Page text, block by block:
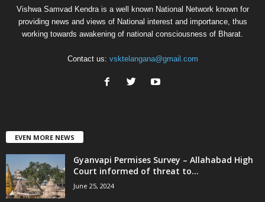
Vishwa Samvad Kendra is a well known National Network known for
providing news and views of National interest and importance, thus
working towards awakening of national consciousness of Bharat.
Contact us: vsktelangana@gmail.com
EVEN MORE NEWS
Gyanvapi Permises Survey – Allahabad High
Court informed of threat to...
June 25, 2024